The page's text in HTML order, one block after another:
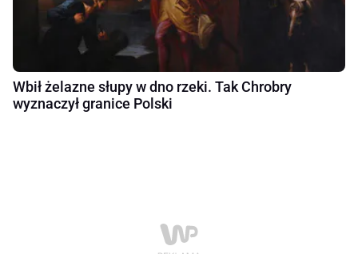
Wbił żelazne słupy w dno rzeki. Tak Chrobry
wyznaczył granice Polski